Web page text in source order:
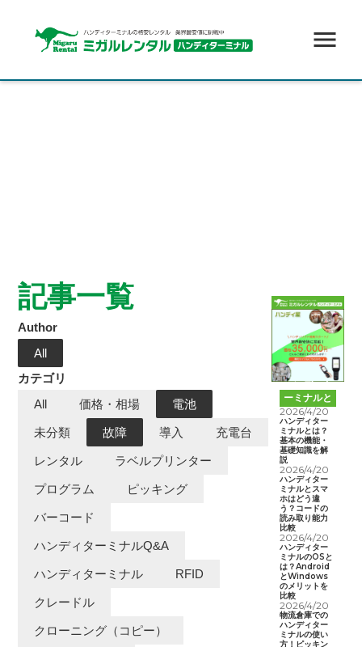
記事一覧
Author
All
カテゴリ
All
価格・相場 電池
未分類 故障 導入 充電台
レンタル ラベルプリンター
プログラム ピッキング
バーコード
ハンディターミナルQ&A
ハンディターミナル RFID
クレードル
クローニング（コピー）
ハンディタ
ーミナルと
は
2026/4/20
ハンディター
ミナルとは？
基本の機能・
基礎知識を解
説
2026/4/20
ハンディター
ミナルとスマ
ホはどう違
う？コードの
読み取り能力
比較
2026/4/20
ハンディター
ミナルのOSと
は？Android
とWindows
のメリットを
比較
2026/4/20
物流倉庫での
ハンディター
ミナルの使い
方！ピッキン
menu